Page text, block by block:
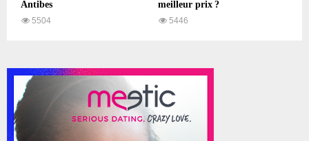
Antibes
5504
meilleur prix ?
5446